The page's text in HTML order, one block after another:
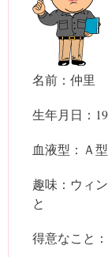
名前：仲里
生年月日：
血液型：Ａ型
趣味：ウィ
と
得意なこと